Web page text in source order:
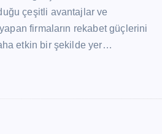
çeşitli avantajlar ve
firmaların rekabet güçlerini
etkin bir şekilde yer…